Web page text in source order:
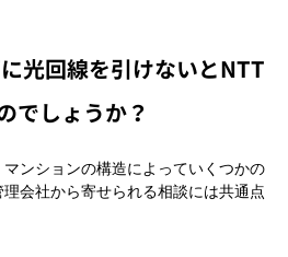
光回線を引けないとNTT
でしょうか？
ンションの構造によっていくつかの
会社から寄せられる相談には共通点